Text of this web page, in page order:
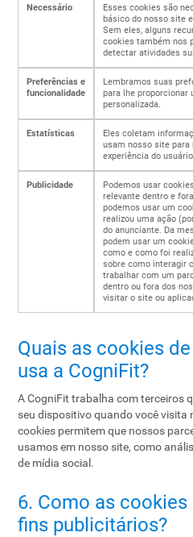
Necessário
Esses cookies são
básico do nosso site
Sem eles, alguns
cookies também nos
detectar atividades
Preferências e
funcionalidade
Lembramos suas
para lhe proporcionar
personalizada.
Estatísticas
Eles coletam
usam nosso site para
experiência do
Publicidade
Podemos usar
relevante dentro e
podemos usar um
realizou uma ação
do anunciante. Da
podem usar um
como e como foi
sobre como interagir
trabalhar com um
dentro ou fora dos
visitar o site ou
Quais as cookies
usa a CogniFit?
A CogniFit trabalha com terceiros
seu dispositivo quando você visita
cookies permitem que nossos
usamos em nosso site, como
de mídia social.
6. Como as
fins publicitários?